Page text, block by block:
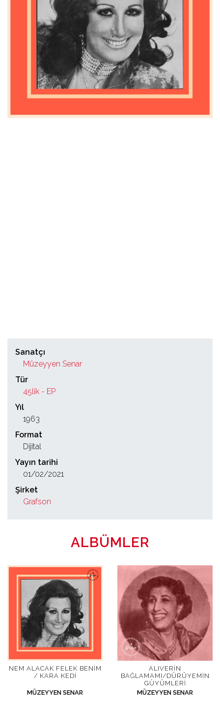
Sanatçı
Müzeyyen Senar
Tür
45lik - EP
Yıl
1963
Format
Dijital
Yayın tarihi
01/02/2021
Şirket
Grafson
ALBÜMLER
NEM ALACAK FELEK BENIM
/ KARA KEDI
MÜZEYYEN SENAR
ALIVERIN
BAĞLAMAMI/DÜRÜYEMIN
GÜYÜMLERI
MÜZEYYEN SENAR